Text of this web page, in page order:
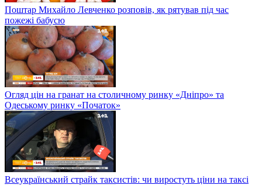
Поштар Михайло Левченко розповів, як рятував під час
пожежі бабусю
Огляд цін на гранат на столичному ринку «Дніпро» та
Одеському ринку «Початок»
Всеукраїнський страйк таксистів: чи виростуть ціни на таксі